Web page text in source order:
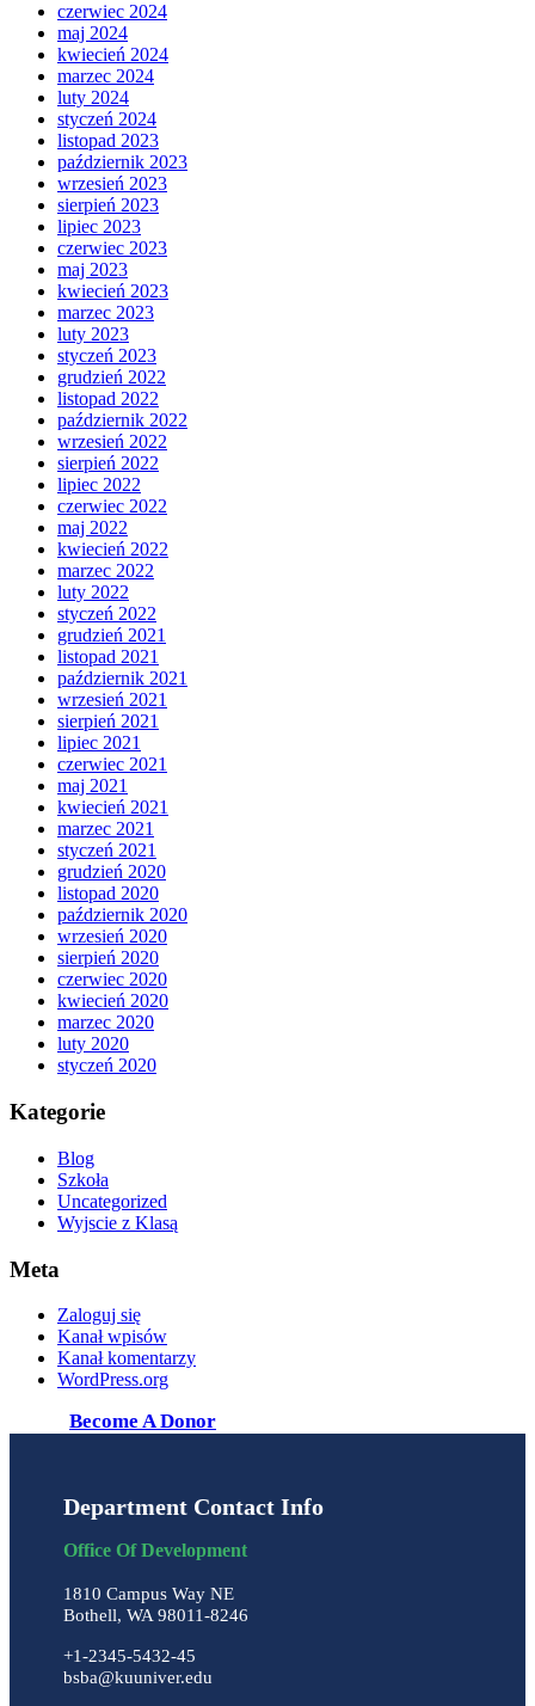
czerwiec 2024
maj 2024
kwiecień 2024
marzec 2024
luty 2024
styczeń 2024
listopad 2023
październik 2023
wrzesień 2023
sierpień 2023
lipiec 2023
czerwiec 2023
maj 2023
kwiecień 2023
marzec 2023
luty 2023
styczeń 2023
grudzień 2022
listopad 2022
październik 2022
wrzesień 2022
sierpień 2022
lipiec 2022
czerwiec 2022
maj 2022
kwiecień 2022
marzec 2022
luty 2022
styczeń 2022
grudzień 2021
listopad 2021
październik 2021
wrzesień 2021
sierpień 2021
lipiec 2021
czerwiec 2021
maj 2021
kwiecień 2021
marzec 2021
styczeń 2021
grudzień 2020
listopad 2020
październik 2020
wrzesień 2020
sierpień 2020
czerwiec 2020
kwiecień 2020
marzec 2020
luty 2020
styczeń 2020
Kategorie
Blog
Szkoła
Uncategorized
Wyjscie z Klasą
Meta
Zaloguj się
Kanał wpisów
Kanał komentarzy
WordPress.org
Become A Donor
Department Contact Info
Office Of Development
1810 Campus Way NE
Bothell, WA 98011-8246
+1-2345-5432-45
bsba@kuuniver.edu